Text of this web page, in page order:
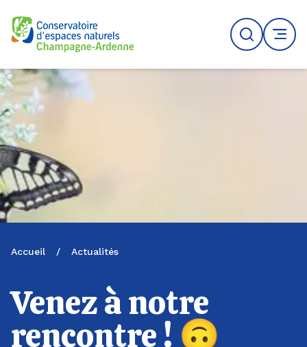
Logo du CENCA
Recherche
MENU
Accueil / Actualités
Venez à notre
rencontre ! 🙃